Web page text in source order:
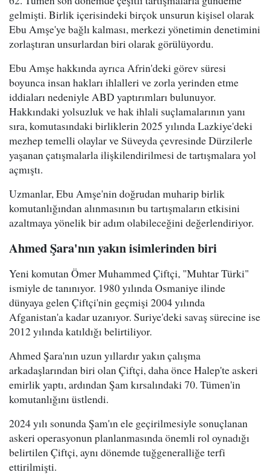
gelmişti. Birlik içerisindeki birçok unsurun kişisel olarak
Ebu Amşe'ye bağlı kalması, merkezi yönetimin denetimini
zorlaştıran unsurlardan biri olarak görülüyordu.
Ebu Amşe hakkında ayrıca Afrin'deki görev süresi
boyunca insan hakları ihlalleri ve zorla yerinden etme
iddiaları nedeniyle ABD yaptırımları bulunuyor.
Hakkındaki yolsuzluk ve hak ihlali suçlamalarının yanı
sıra, komutasındaki birliklerin 2025 yılında Lazkiye'deki
mezhep temelli olaylar ve Süveyda çevresinde Dürzilerle
yaşanan çatışmalarla ilişkilendirilmesi de tartışmalara yol
açmıştı.
Uzmanlar, Ebu Amşe'nin doğrudan muharip birlik
komutanlığından alınmasının bu tartışmaların etkisini
azaltmaya yönelik bir adım olabileceğini değerlendiriyor.
Ahmed Şara'nın yakın isimlerinden biri
Yeni komutan Ömer Muhammed Çiftçi, "Muhtar Türki"
ismiyle de tanınıyor. 1980 yılında Osmaniye ilinde
dünyaya gelen Çiftçi'nin geçmişi 2004 yılında
Afganistan'a kadar uzanıyor. Suriye'deki savaş sürecine ise
2012 yılında katıldığı belirtiliyor.
Ahmed Şara'nın uzun yıllardır yakın çalışma
arkadaşlarından biri olan Çiftçi, daha önce Halep'te askeri
emirlik yaptı, ardından Şam kırsalındaki 70. Tümen'in
komutanlığını üstlendi.
2024 yılı sonunda Şam'ın ele geçirilmesiyle sonuçlanan
askeri operasyonun planlanmasında önemli rol oynadığı
belirtilen Çiftçi, aynı dönemde tuğgeneralliğe terfi
ettirilmişti.